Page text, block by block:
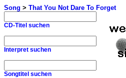
Song > That You Not Dare To Forget
CD-Titel suchen
Interpret suchen
Songtitel suchen